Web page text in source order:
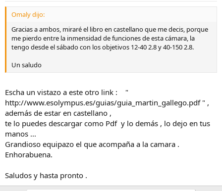
Omaly dijo:
Gracias a ambos, miraré el libro en castellano que me decis, porque
me pierdo entre la inmensidad de funciones de esta cámara, la
tengo desde el sábado con los objetivos 12-40 2.8 y 40-150 2.8.
Un saludo
Escha un vistazo a este otro link : "
http://www.esolympus.es/guias/guia_martin_gallego.pdf " ,
además de estar en castellano ,
te lo puedes descargar como Pdf y lo demás , lo dejo en tus
manos ...
Grandioso equipazo el que acompaña a la camara .
Enhorabuena.
Saludos y hasta pronto .